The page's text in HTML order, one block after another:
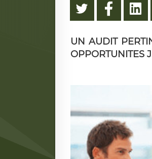
UN AUDIT
OPPORTUNITES